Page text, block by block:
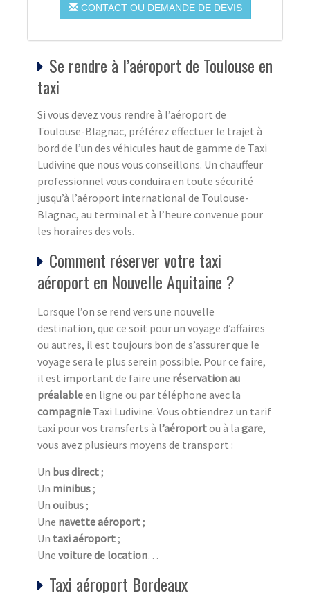
CONTACT OU DEMANDE DE DEVIS
Se rendre à l’aéroport de Toulouse en
taxi
Si vous devez vous rendre à l’aéroport de
Toulouse-Blagnac, préférez effectuer le trajet à
bord de l’un des véhicules haut de gamme de Taxi
Ludivine que nous vous conseillons. Un chauffeur
professionnel vous conduira en toute sécurité
jusqu’à l’aéroport international de Toulouse-
Blagnac, au terminal et à l’heure convenue pour
les horaires des vols.
Comment réserver votre taxi
aéroport en Nouvelle Aquitaine ?
Lorsque l’on se rend vers une nouvelle
destination, que ce soit pour un voyage d’affaires
ou autres, il est toujours bon de s’assurer que le
voyage sera le plus serein possible. Pour ce faire,
il est important de faire une réservation au
préalableen ligne ou par téléphone avec la
compagnie Taxi Ludivine. Vous obtiendrez un tarif
taxi pour vos transferts à l’aéroportou à la gare,
vous avez plusieurs moyens de transport :
Un bus direct;
Un minibus;
Un ouibus;
Une navette aéroport;
Un taxi aéroport;
Une voiture de location…
Taxi aéroport Bordeaux